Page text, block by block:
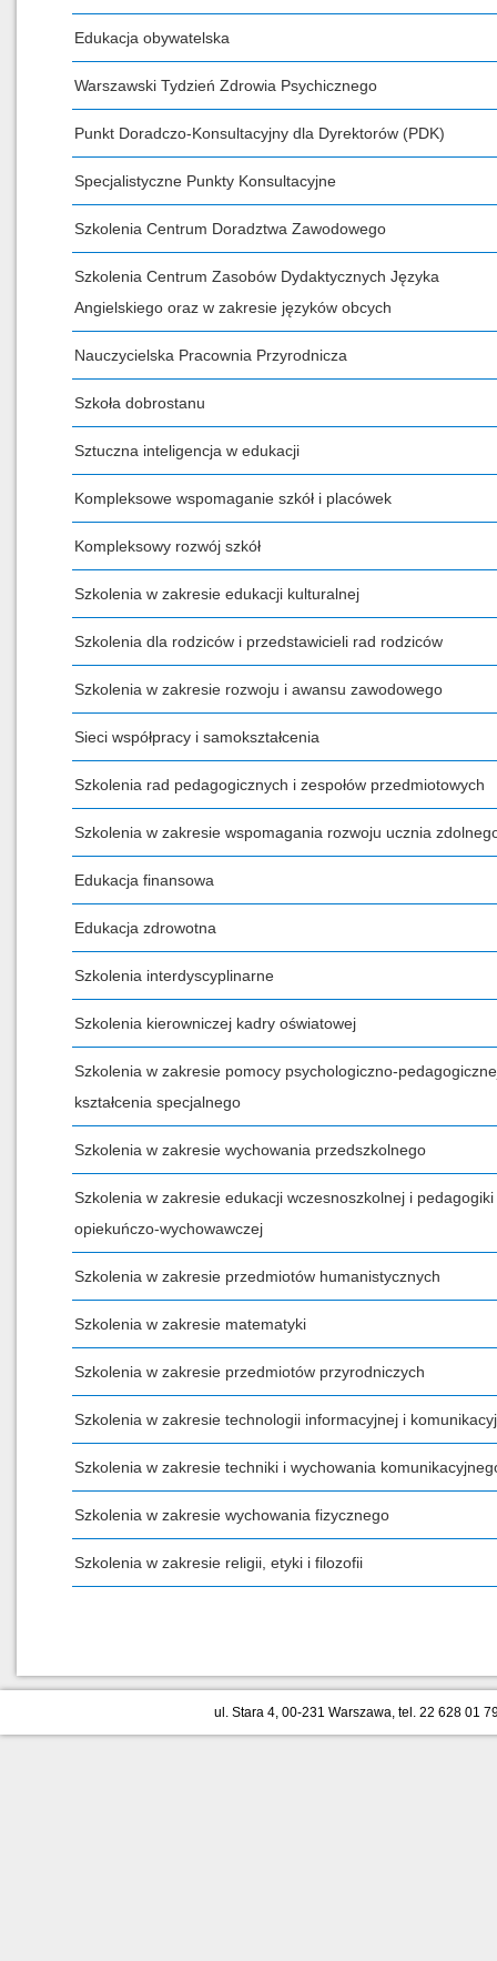
Edukacja obywatelska
Warszawski Tydzień Zdrowia Psychicznego
Punkt Doradczo-Konsultacyjny dla Dyrektorów (PDK)
Specjalistyczne Punkty Konsultacyjne
Szkolenia Centrum Doradztwa Zawodowego
Szkolenia Centrum Zasobów Dydaktycznych Języka
Angielskiego oraz w zakresie języków obcych
Nauczycielska Pracownia Przyrodnicza
Szkoła dobrostanu
Sztuczna inteligencja w edukacji
Kompleksowe wspomaganie szkół i placówek
Kompleksowy rozwój szkół
Szkolenia w zakresie edukacji kulturalnej
Szkolenia dla rodziców i przedstawicieli rad rodziców
Szkolenia w zakresie rozwoju i awansu zawodowego
Sieci współpracy i samokształcenia
Szkolenia rad pedagogicznych i zespołów przedmiotowych
Szkolenia w zakresie wspomagania rozwoju ucznia
Edukacja finansowa
Edukacja zdrowotna
Szkolenia interdyscyplinarne
Szkolenia kierowniczej kadry oświatowej
Szkolenia w zakresie pomocy psychologiczno-
kształcenia specjalnego
Szkolenia w zakresie wychowania przedszkolnego
Szkolenia w zakresie edukacji wczesnoszkolnej i pedagogiki
opiekuńczo-wychowawczej
Szkolenia w zakresie przedmiotów humanistycznych
Szkolenia w zakresie matematyki
Szkolenia w zakresie przedmiotów przyrodniczych
Szkolenia w zakresie technologii informacyjnej i
Szkolenia w zakresie techniki i wychowania
Szkolenia w zakresie wychowania fizycznego
Szkolenia w zakresie religii, etyki i filozofii
ul. Stara 4, 00-231 Warszawa, tel. 22 628 01